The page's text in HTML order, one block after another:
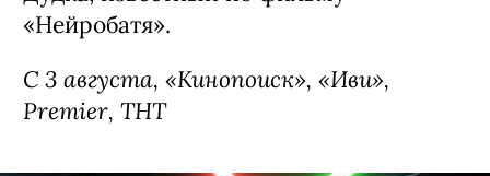
«Нейробатя».
С 3 августа, «Кинопоиск», «Иви»,
Premier, ТНТ